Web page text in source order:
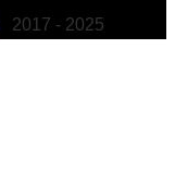
2017 - 2025